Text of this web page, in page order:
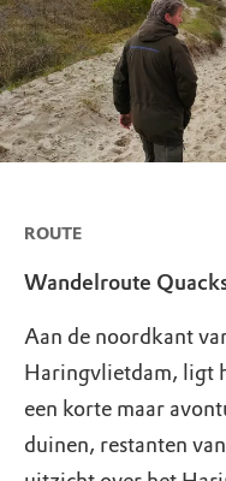
ROUTE
Wandelroute
Aan de noordkant
Haringvlietdam, ligt
een korte maar
duinen, restanten